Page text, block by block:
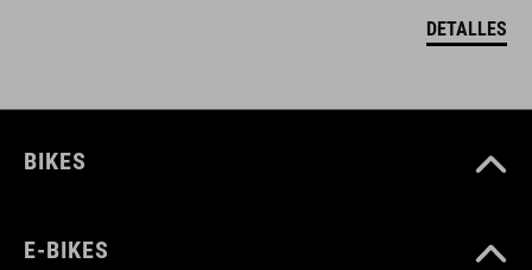
DETALLES
BIKES
E-BIKES